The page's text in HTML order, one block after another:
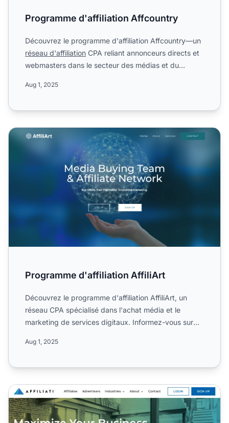
Programme d'affiliation Affcountry
Découvrez le programme d'affiliation Affcountry—un
réseau d'affiliation CPA reliant annonceurs directs et
webmasters dans le secteur des médias et du
Aug 1, 2025
Programme d'affiliation AffiliArt
Programme d'affiliation AffiliArt
Découvrez le programme d'affiliation AffiliArt, un
réseau CPA spécialisé dans l'achat média et le
marketing de services digitaux. Informez-vous sur
Aug 1, 2025
Programme d'affiliation The Affiliati Network